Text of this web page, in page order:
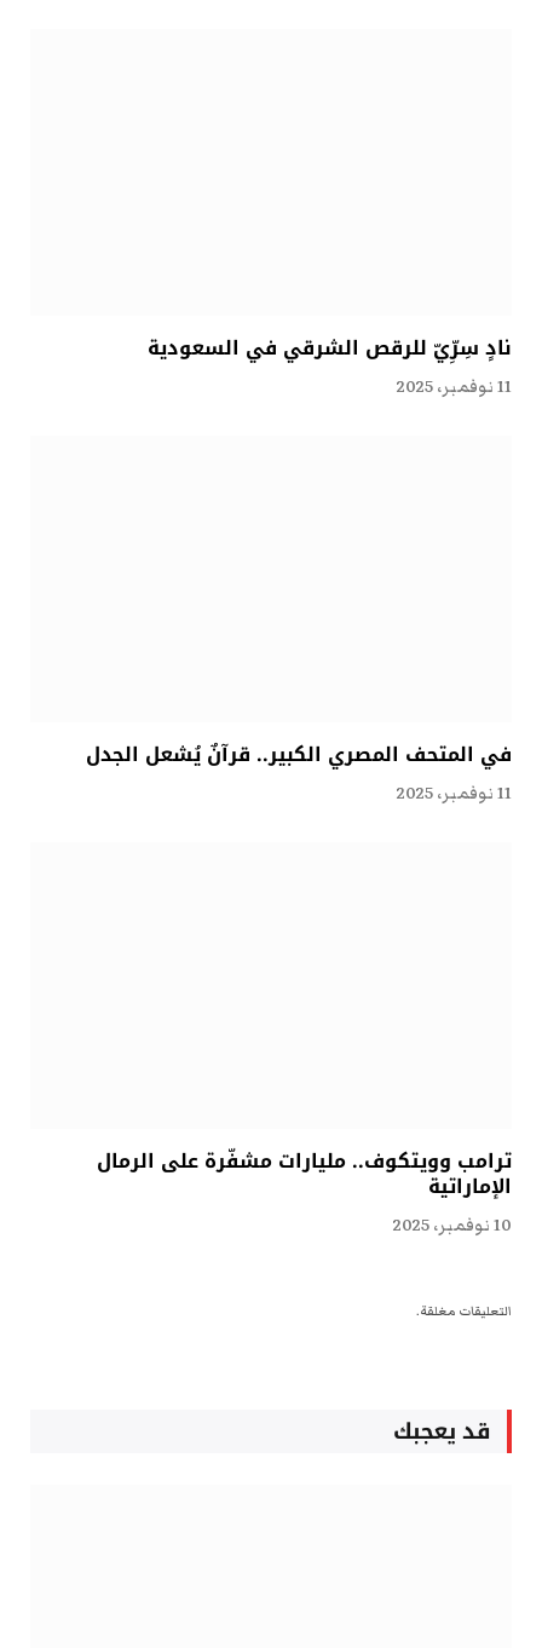
نادٍ سِرِّيّ للرقص الشرقي في السعودية
11 نوفمبر، 2025
في المتحف المصري الكبير.. قرآنٌ يُشعل الجدل
11 نوفمبر، 2025
ترامب وويتكوف.. مليارات مشفّرة على الرمال
الإماراتية
10 نوفمبر، 2025
التعليقات مغلقة.
قد يعجبك